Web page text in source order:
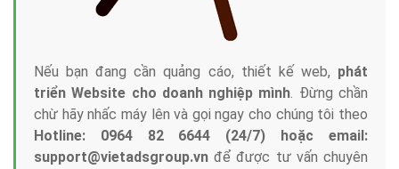
Nếu bạn đang cần quảng cáo, thiết kế web, phát
triển Website cho doanh nghiệp mình. Đừng chần
chừ hãy nhấc máy lên và gọi ngay cho chúng tôi theo
Hotline: 0964 82 6644 (24/7) hoặc email:
support@vietadsgroup.vn để được tư vấn chuyên